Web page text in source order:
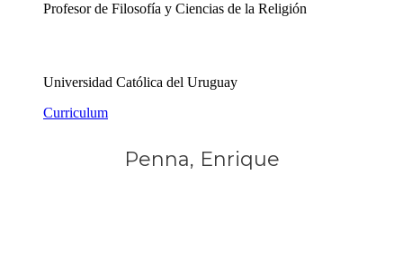
Profesor de Filosofía y Ciencias de la Religión
Universidad Católica del Uruguay
Curriculum
Penna, Enrique